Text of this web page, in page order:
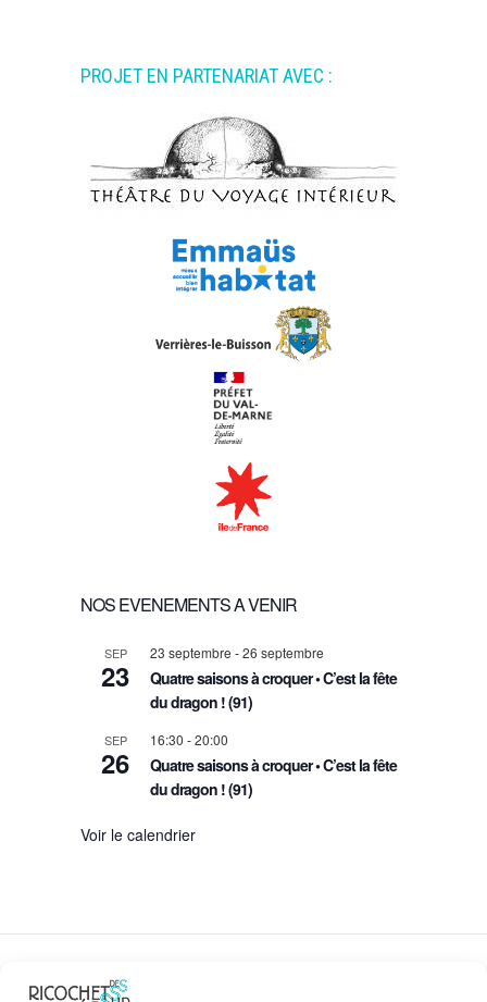
PROJET EN PARTENARIAT AVEC :
NOS EVENEMENTS A VENIR
SEP
23
23 septembre -26 septembre
Quatre saisons à croquer • C’est la fête
du dragon ! (91)
SEP
26
16:30 -20:00
Quatre saisons à croquer • C’est la fête
du dragon ! (91)
Voir le calendrier